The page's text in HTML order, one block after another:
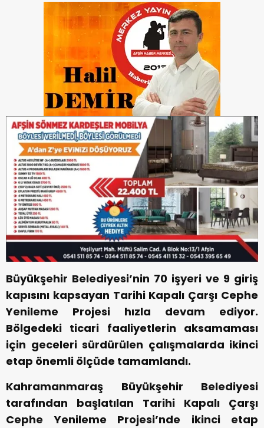
Büyükşehir Belediyesi’nin 70 işyeri ve 9 giriş
kapısını kapsayan Tarihi Kapalı Çarşı Cephe
Yenileme Projesi hızla devam ediyor.
Bölgedeki ticari faaliyetlerin aksamaması
için geceleri sürdürülen çalışmalarda ikinci
etap önemli ölçüde tamamlandı.
Kahramanmaraş Büyükşehir Belediyesi
tarafından başlatılan Tarihi Kapalı Çarşı
Cephe Yenileme Projesi’nde ikinci etap